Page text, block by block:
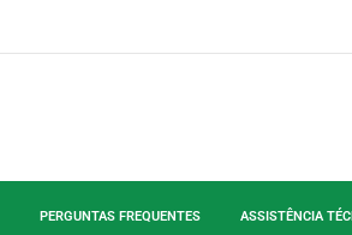
PERGUNTAS FREQUENTES ASSISTÊNCIA